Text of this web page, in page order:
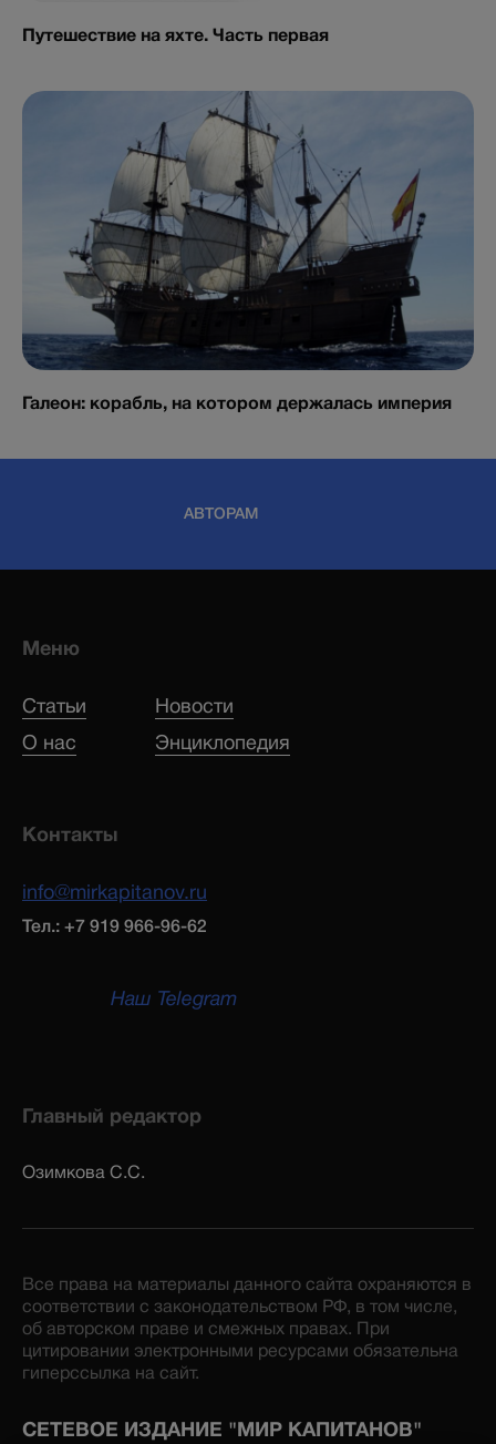
Путешествие на яхте. Часть первая
Галеон: корабль, на котором держалась империя
АВТОРАМ
Меню
Статьи
Новости
О нас
Энциклопедия
Контакты
info@mirkapitanov.ru
Тел.: +7 919 966-96-62
Наш Telegram
Главный редактор
Озимкова С.С.
Все права на материалы данного сайта охраняются в
соответствии с законодательством РФ, в том числе,
об авторском праве и смежных правах. При
цитировании электронными ресурсами обязательна
гиперссылка на сайт.
СЕТЕВОЕ ИЗДАНИЕ "МИР КАПИТАНОВ"